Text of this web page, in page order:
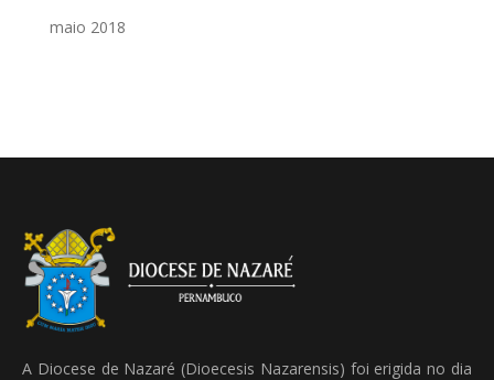
maio 2018
A Diocese de Nazaré (Dioecesis Nazarensis) foi erigida no dia